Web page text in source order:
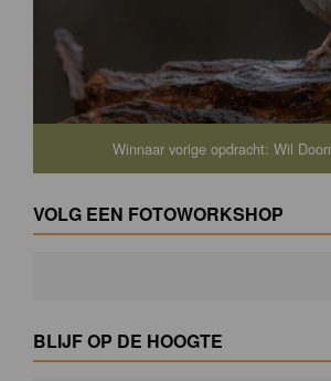
Winnaar vorige opdracht: Wil
VOLG EEN FOTOWORKSHOP
BLIJF OP DE HOOGTE